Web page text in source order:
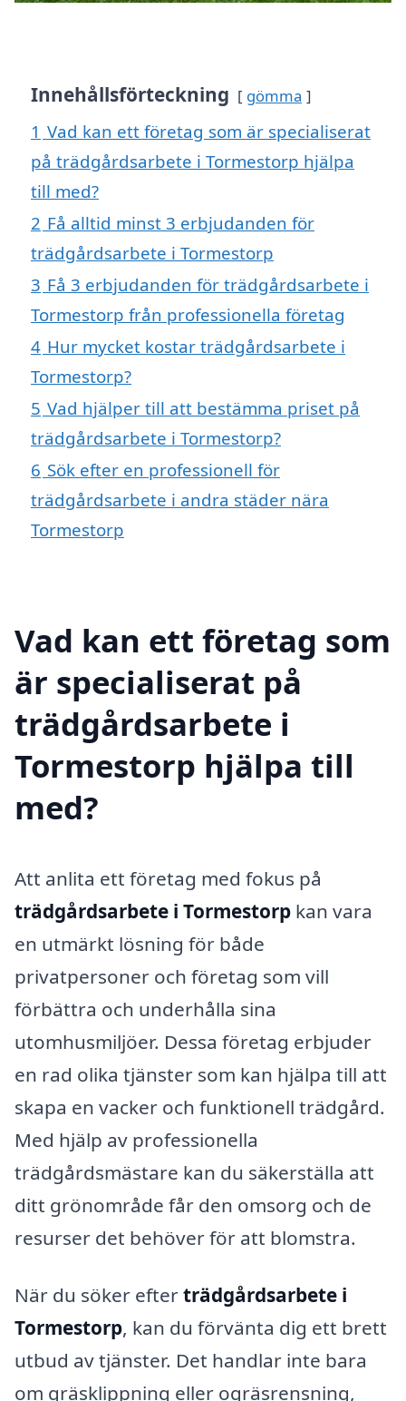
Innehållsförteckning gömma
1 Vad kan ett företag som är specialiserat
på trädgårdsarbete i Tormestorp hjälpa
till med?
2 Få alltid minst 3 erbjudanden för
trädgårdsarbete i Tormestorp
3 Få 3 erbjudanden för trädgårdsarbete i
Tormestorp från professionella företag
4 Hur mycket kostar trädgårdsarbete i
Tormestorp?
5 Vad hjälper till att bestämma priset på
trädgårdsarbete i Tormestorp?
6 Sök efter en professionell för
trädgårdsarbete i andra städer nära
Tormestorp
Vad kan ett företag som
är specialiserat på
trädgårdsarbete i
Tormestorp hjälpa till
med?
Att anlita ett företag med fokus på
trädgårdsarbete i Tormestorp kan vara
en utmärkt lösning för både
privatpersoner och företag som vill
förbättra och underhålla sina
utomhusmiljöer. Dessa företag erbjuder
en rad olika tjänster som kan hjälpa till att
skapa en vacker och funktionell trädgård.
Med hjälp av professionella
trädgårdsmästare kan du säkerställa att
ditt grönområde får den omsorg och de
resurser det behöver för att blomstra.
När du söker efterträdgårdsarbete i
Tormestorp, kan du förvänta dig ett brett
utbud av tjänster. Det handlar inte bara
om gräsklippning eller ogräsrensning,